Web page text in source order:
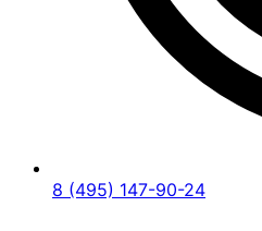
8 (495) 147-90-24